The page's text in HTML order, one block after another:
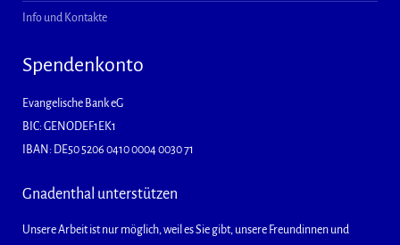
Info und Kontakte
Spendenkonto
Evangelische Bank eG
BIC: GENODEF1EK1
IBAN: DE50 5206 0410 0004 0030 71
Gnadenthal unterstützen
Unsere Arbeit ist nur möglich, weil es Sie gibt, unsere Freundinnen und